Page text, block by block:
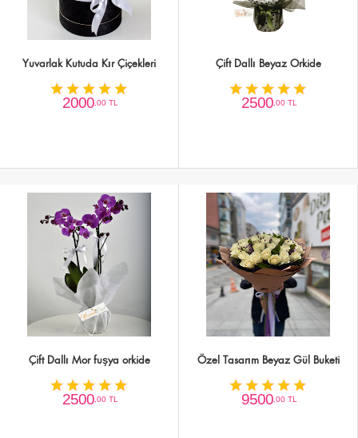
Yuvarlak Kutuda Kır Çiçekleri
2000,00 TL
Çift Dallı Beyaz Orkide
2500,00 TL
Çift Dallı Mor fuşya orkide
2500,00 TL
Özel Tasarım Beyaz Gül Buketi
9500,00 TL